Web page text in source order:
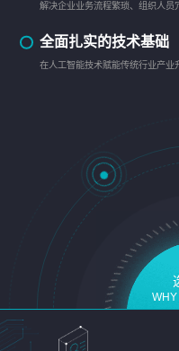
解决企业业务流程繁琐、组织人员
全面扎实的技术基础
在人工智能技术赋能传统行业产业